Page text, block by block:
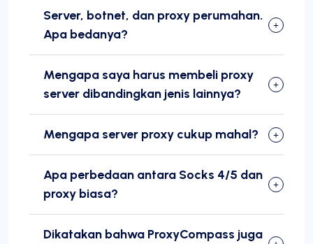
Server, botnet, dan proxy perumahan.
Apa bedanya?
Mengapa saya harus membeli proxy
server dibandingkan jenis lainnya?
Mengapa server proxy cukup mahal?
Apa perbedaan antara Socks 4/5 dan
proxy biasa?
Dikatakan bahwa ProxyCompass juga